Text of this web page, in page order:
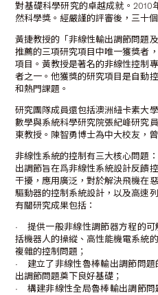
對基礎科學研究的卓越成就。2010
然科學獎。經嚴謹的評審後，三十
黃捷教授的「非線性輸出調節問題
推薦的三項研究項目中唯一獲獎者
項目。黃教授是著名的非線性控制
者之一。他獲獎的研究項目是自動
和熱門課題。
研究團隊成員還包括澳洲紐卡素大
數學與系統科學研究院張紀峰研究
東教授。陳智勇博士為中大校友，
非線性系統的控制有三大核心問題
出調節旨在爲非線性系統設計反饋
干擾，應用廣泛，對於解決飛機在
驅動器的控制系統設計，以及高速
有關研究成果包括：
• 提供一般非線性調節器方程的
括機器人的操縱、高性能機電系統
複雜的控制問題；
• 建立了非線性魯棒輸出調節問
出調節問題奠下良好基礎；
• 構建非線性全局魯棒輸出調節